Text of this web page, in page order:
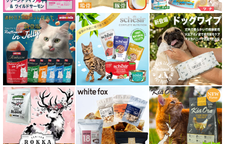
糖尿ケア対応 フード for CAT
肥満ケア対応 フード for CAT
泌尿器ケア対応 フード for CAT
胃腸ケア対応 フード for CAT